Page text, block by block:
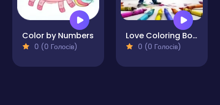
Color by Numbers
0 (0 Голосів)
Love Coloring Book for Kids
0 (0 Голосів)